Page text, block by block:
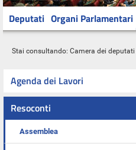
Deputati Organi Parlamentari
Stai consultando: Camera dei deputati
Agenda dei Lavori
Resoconti
Assemblea